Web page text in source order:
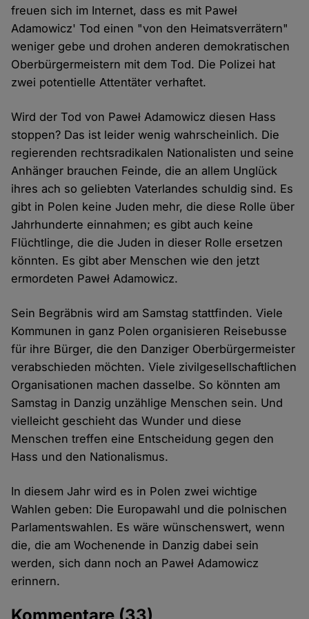
freuen sich im Internet, dass es mit Paweł
Adamowicz' Tod einen "von den Heimatsverrätern"
weniger gebe und drohen anderen demokratischen
Oberbürgermeistern mit dem Tod. Die Polizei hat
zwei potentielle Attentäter verhaftet.
Wird der Tod von Paweł Adamowicz diesen Hass
stoppen? Das ist leider wenig wahrscheinlich. Die
regierenden rechtsradikalen Nationalisten und seine
Anhänger brauchen Feinde, die an allem Unglück
ihres ach so geliebten Vaterlandes schuldig sind. Es
gibt in Polen keine Juden mehr, die diese Rolle über
Jahrhunderte einnahmen; es gibt auch keine
Flüchtlinge, die die Juden in dieser Rolle ersetzen
könnten. Es gibt aber Menschen wie den jetzt
ermordeten Paweł Adamowicz.
Sein Begräbnis wird am Samstag stattfinden. Viele
Kommunen in ganz Polen organisieren Reisebusse
für ihre Bürger, die den Danziger Oberbürgermeister
verabschieden möchten. Viele zivilgesellschaftlichen
Organisationen machen dasselbe. So könnten am
Samstag in Danzig unzählige Menschen sein. Und
vielleicht geschieht das Wunder und diese
Menschen treffen eine Entscheidung gegen den
Hass und den Nationalismus.
In diesem Jahr wird es in Polen zwei wichtige
Wahlen geben: Die Europawahl und die polnischen
Parlamentswahlen. Es wäre wünschenswert, wenn
die, die am Wochenende in Danzig dabei sein
werden, sich dann noch an Paweł Adamowicz
erinnern.